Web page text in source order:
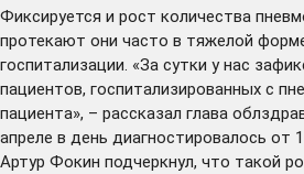
Фиксируется и рост количества
протекают они часто в тяжелой
госпитализации. «За сутки у нас
пациентов, госпитализированных с
пациента», – рассказал глава
апреле в день диагностировалось от
Артур Фокин подчеркнул, что такой